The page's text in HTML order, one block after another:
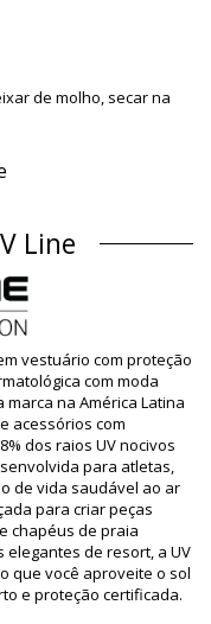
de molho, secar na
acessórios não
4 Y
Y (7899100002310)
acordo com o corte
e
Line
vestuário com proteção
com moda
na América Latina
acessórios com
dos raios UV nocivos
para atletas,
de vida saudável ao ar
para criar peças
chapéus de praia
de resort, a UV
que você aproveite o sol
e proteção certificada.